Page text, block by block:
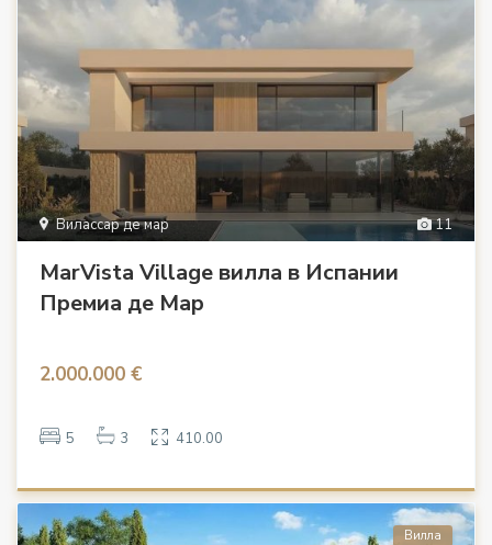
11
Вилассар де мар
MarVista Village вилла в Испании
Премиа де Мар
2.000.000 €
5 3 410.00
Вилла